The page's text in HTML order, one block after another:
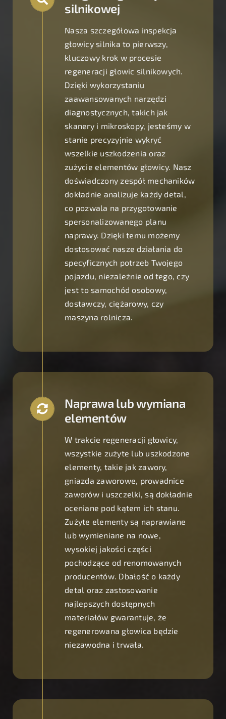
silnikowej
Nasza szczegółowa inspekcja
głowicy silnika to pierwszy,
kluczowy krok w procesie
regeneracji głowic silnikowych.
Dzięki wykorzystaniu
zaawansowanych narzędzi
diagnostycznych, takich jak
skanery i mikroskopy, jesteśmy w
stanie precyzyjnie wykryć
wszelkie uszkodzenia oraz
zużycie elementów głowicy. Nasz
doświadczony zespół mechaników
dokładnie analizuje każdy detal,
co pozwala na przygotowanie
spersonalizowanego planu
naprawy. Dzięki temu możemy
dostosować nasze działania do
specyficznych potrzeb Twojego
pojazdu, niezależnie od tego, czy
jest to samochód osobowy,
dostawczy, ciężarowy, czy
maszyna rolnicza.
Naprawa lub wymiana
elementów
W trakcie regeneracji głowicy,
wszystkie zużyte lub uszkodzone
elementy, takie jak zawory,
gniazda zaworowe, prowadnice
zaworów i uszczelki, są dokładnie
oceniane pod kątem ich stanu.
Zużyte elementy są naprawiane
lub wymieniane na nowe,
wysokiej jakości części
pochodzące od renomowanych
producentów. Dbałość o każdy
detal oraz zastosowanie
najlepszych dostępnych
materiałów gwarantuje, że
regenerowana głowica będzie
niezawodna i trwała.